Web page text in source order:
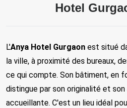
Hotel
L'Anya Hotel Gurgaon est situé
la ville, à proximité des bureaux,
ce qui compte. Son bâtiment, en
distingue par son originalité et
accueillante. C'est un lieu idéal